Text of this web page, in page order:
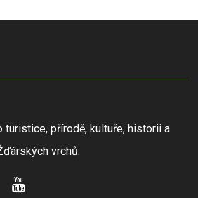
turistice, přírodě, kultuře, historii a
vrchů.